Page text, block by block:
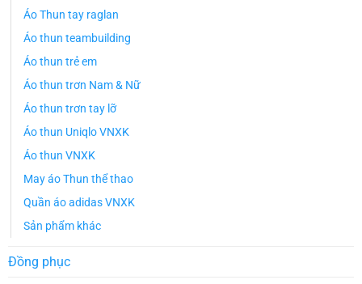
Áo Thun tay raglan
Áo thun teambuilding
Áo thun trẻ em
Áo thun trơn Nam & Nữ
Áo thun trơn tay lỡ
Áo thun Uniqlo VNXK
Áo thun VNXK
May áo Thun thể thao
Quần áo adidas VNXK
Sản phẩm khác
Đồng phục